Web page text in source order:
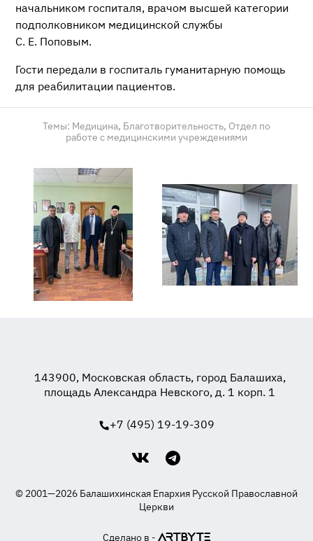
начальником госпиталя, врачом высшей категории
подполковником медицинской службы
С. Е. Поповым.
Гости передали в госпиталь гуманитарную помощь
для реабилитации пациентов.
Темы: Медицина, Благотворительность, Отдел по
работе с медицинскими учреждениями
143900, Московская область, город Балашиха,
площадь Александра Невского, д. 1 корп. 1
+7 (495) 19-19-309
© 2001—2026 Балашихинская Епархия Русской Православной
Церкви
Сделано в -